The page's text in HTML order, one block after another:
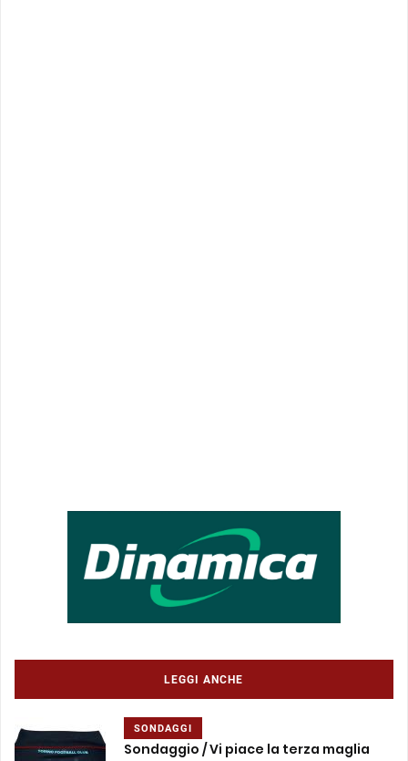
LEGGI ANCHE
SONDAGGI
Sondaggio / Vi piace la terza maglia